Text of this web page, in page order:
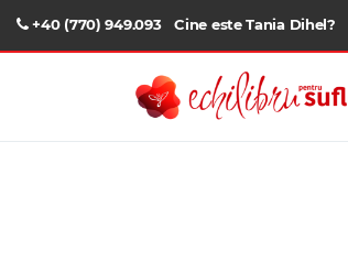
+40 (770) 949.093 Cine este Tania Dihel?